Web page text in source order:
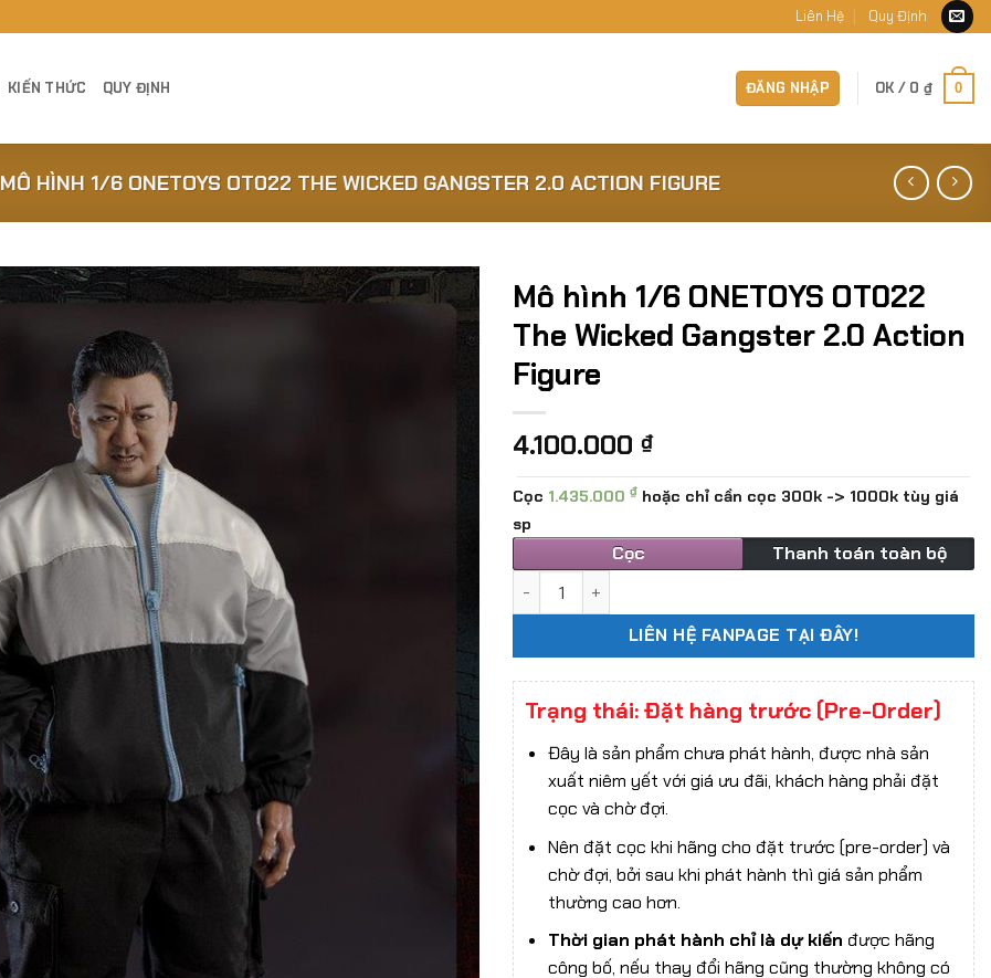
Liên Hệ Quy Định
KIẾN THỨC QUY ĐỊNH ĐĂNG NHẬP OK / 0 ₫ 0
MÔ HÌNH 1/6 ONETOYS OT022 THE WICKED GANGSTER 2.0 ACTION FIGURE
Mô hình 1/6 ONETOYS OT022
The Wicked Gangster 2.0 Action
Figure
4.100.000 ₫
Cọc 1.435.000 ₫ hoặc chỉ cần cọc 300k -> 1000k tùy giá
sp
Cọc Thanh toán toàn bộ
LIÊN HỆ FANPAGE TẠI ĐÂY!
Trạng thái: Đặt hàng trước (Pre-Order)
Đây là sản phẩm chưa phát hành, được nhà sản
xuất niêm yết với giá ưu đãi, khách hàng phải đặt
cọc và chờ đợi.
Nên đặt cọc khi hãng cho đặt trước (pre-order) và
chờ đợi, bởi sau khi phát hành thì giá sản phẩm
thường cao hơn.
Thời gian phát hành chỉ là dự kiến được hãng
công bố, nếu thay đổi hãng cũng thường không có